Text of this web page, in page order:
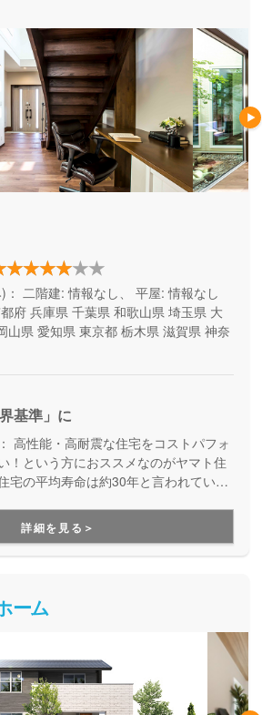
二階建: 情報なし、 平屋: 情報なし
府 兵庫県 千葉県 和歌山県 埼玉県 大
山県 愛知県 東京都 栃木県 滋賀県 神奈
基準」に
高性能・高耐震な住宅をコストパフォ
！という方におススメなのがヤマト住
宅の平均寿命は約30年と言われていま
詳細を見る＞
ーム